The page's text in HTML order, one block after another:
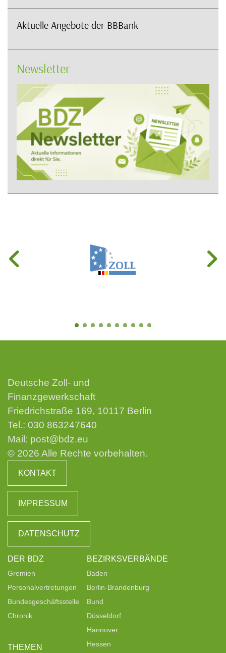
Aktuelle Angebote der BBBank
Newsletter
Deutsche Zoll- und
Finanzgewerkschaft
Friedrichstraße 169, 10117 Berlin
Tel.: 030 863247640
Mail: post@bdz.eu
© 2026 Alle Rechte vorbehalten.
KONTAKT
IMPRESSUM
DATENSCHUTZ
DER BDZ
Gremien
Personalvertretungen
Bundesgeschäftsstelle
Chronik
THEMEN
BEZIRKSVERBÄNDE
Baden
Berlin-Brandenburg
Bund
Düsseldorf
Hannover
Hessen